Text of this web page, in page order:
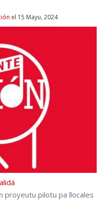
el 15 Mayu, 2024
proyeutu pilotu pa llocales